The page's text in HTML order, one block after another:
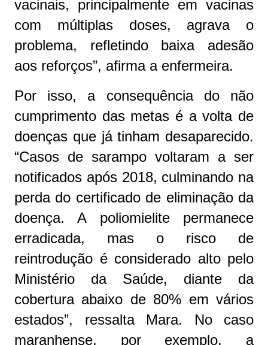
vacinais, principalmente em vacinas
com múltiplas doses, agrava o
problema, refletindo baixa adesão
aos reforços”, afirma a enfermeira.
Por isso, a consequência do não
cumprimento das metas é a volta de
doenças que já tinham desaparecido.
“Casos de sarampo voltaram a ser
notificados após 2018, culminando na
perda do certificado de eliminação da
doença. A poliomielite permanece
erradicada, mas o risco de
reintrodução é considerado alto pelo
Ministério da Saúde, diante da
cobertura abaixo de 80% em vários
estados”, ressalta Mara. No caso
maranhense, por exemplo, a